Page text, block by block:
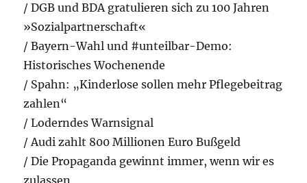
/ DGB und BDA gratulieren sich zu 100 Jahren
»Sozialpartnerschaft«
/ Bayern-Wahl und #unteilbar-Demo:
Historisches Wochenende
/ Spahn: „Kinderlose sollen mehr Pflegebeitrag
zahlen“
/ Loderndes Warnsignal
/ Audi zahlt 800 Millionen Euro Bußgeld
/ Die Propaganda gewinnt immer, wenn wir es